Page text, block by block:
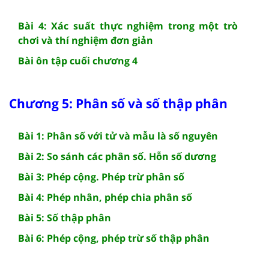
Bài 4: Xác suất thực nghiệm trong một trò
chơi và thí nghiệm đơn giản
Bài ôn tập cuối chương 4
Chương 5: Phân số và số thập phân
Bài 1: Phân số với tử và mẫu là số nguyên
Bài 2: So sánh các phân số. Hỗn số dương
Bài 3: Phép cộng. Phép trừ phân số
Bài 4: Phép nhân, phép chia phân số
Bài 5: Số thập phân
Bài 6: Phép cộng, phép trừ số thập phân